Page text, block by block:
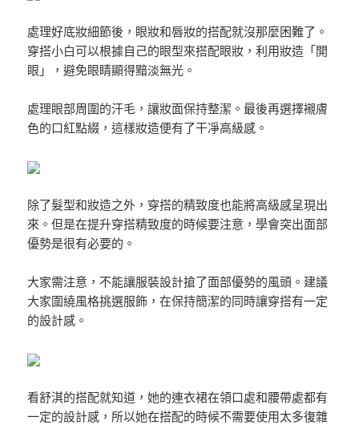
處理好底妝細節後，眼妝和唇妝的搭配就沒那麼困難了。
穿搭小白可以根據自己的眼型來搭配眼妝，利用妝造「開
眼」，避免眼睛顯得黯淡無光。
處理眼部周圍的汗毛，讓妝面保持整潔。最後再選擇襯膚
色的口紅點綴，這樣妝造便有了干凈高級感。
除了髮型和妝造之外，穿搭的精致度也能將高級感呈現出
來。但是在提升穿搭精致度的時候要注意，學會突出面部
優勢是很有必要的。
大家需注意，不能讓服裝設計搶了面部優勢的風頭。建議
大家圍繞風格挑選服飾，在保持簡潔的同時讓穿搭有一定
的設計感。
看舒淇的搭配就知道，她的連衣裙在領口處和腰帶處都有
一定的設計感，所以她在搭配的時候不需要使用太多復雜